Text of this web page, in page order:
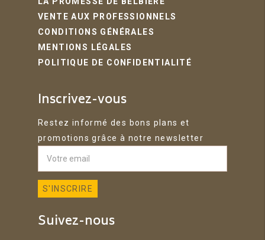
VENTE AUX PROFESSIONNELS
CONDITIONS GÉNÉRALES
MENTIONS LÉGALES
POLITIQUE DE CONFIDENTIALITÉ
Inscrivez-vous
Restez informé des bons plans et
promotions grâce à notre newsletter
Suivez-nous